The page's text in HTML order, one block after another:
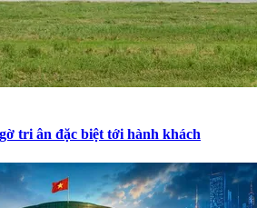
tri ân đặc biệt tới hành khách